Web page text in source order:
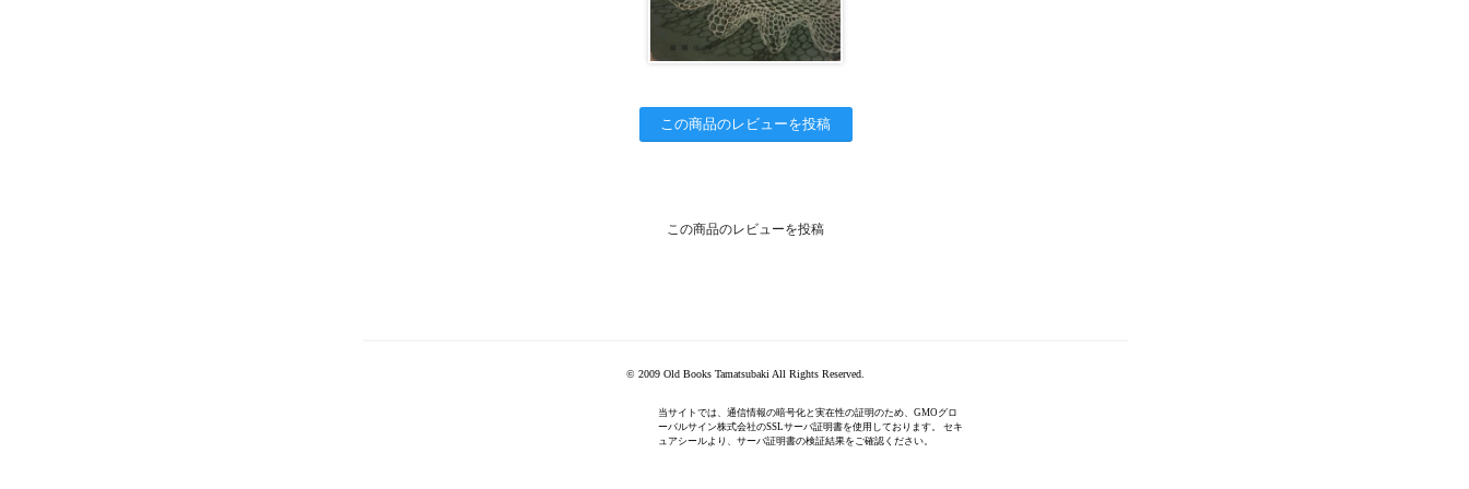
この商品のレビューを投稿
この商品のレビューを投稿
© 2009 Old Books Tamatsubaki All Rights Reserved.
当サイトでは、通信情報の暗号化と実在性の証明のため、GMOグロ
ーバルサイン株式会社のSSLサーバ証明書を使用しております。 セキ
ュアシールより、サーバ証明書の検証結果をご確認ください。